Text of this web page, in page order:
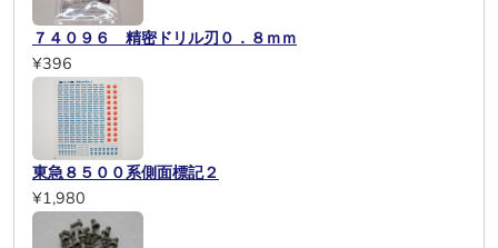
７４０９６ 精密ドリル刃０．８ｍｍ
¥396
東急８５００系側面標記２
¥1,980